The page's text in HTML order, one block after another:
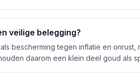
veilige belegging?
bescherming tegen inflatie en
daarom een klein deel goud als